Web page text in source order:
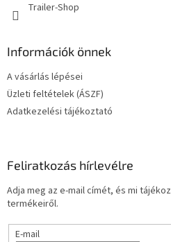
Trailer-Shop
Információk önnek
A vásárlás lépései
Üzleti feltételek (ÁSZF)
Adatkezelési tájékoztató
Feliratkozás hírlevélre
Adja meg az e-mail címét, és mi
termékeiről.
E-mail